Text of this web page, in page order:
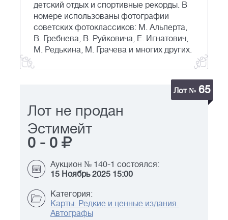
детский отдых и спортивные рекорды. В
номере использованы фотографии
советских фотоклассиков: М. Альперта,
В. Гребнева, В. Руйковича, Е. Игнатович,
М. Редькина, М. Грачева и многих других.
Лот № 65
Лот не продан
Эстимейт
0 - 0
Аукцион № 140-1 состоялся:
15 Ноябрь 2025 15:00
Категория:
Карты. Редкие и ценные издания.
Автографы